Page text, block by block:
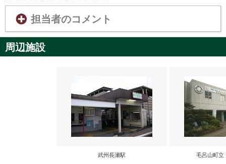
担当者のコメント
周辺施設
武州長瀬駅 毛呂山町立